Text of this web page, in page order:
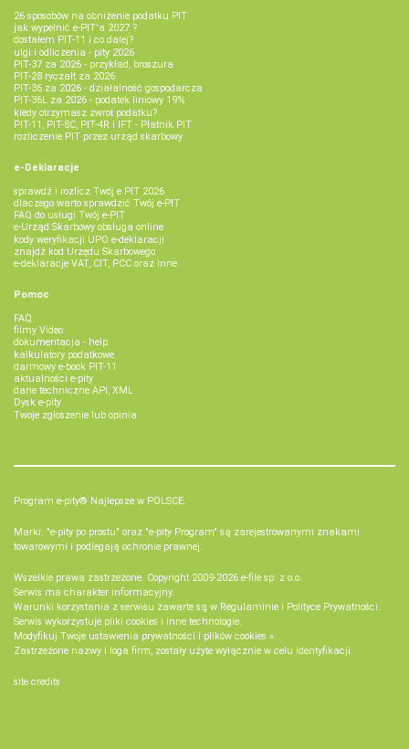
26 sposobów na obniżenie podatku PIT
jak wypełnić e-PIT'a 2027 ?
dostałem PIT-11 i co dalej?
ulgi i odliczenia - pity 2026
PIT-37 za 2026 - przykład, broszura
PIT-28 ryczałt za 2026
PIT-36 za 2026 - działalność gospodarcza
PIT-36L za 2026 - podatek liniowy 19%
kiedy otrzymasz zwrot podatku?
PIT-11, PIT-8C, PIT-4R i IFT - Płatnik PIT
rozliczenie PIT przez urząd skarbowy
e-Deklaracje
sprawdź i rozlicz Twój e PIT 2026
dlaczego warto sprawdzić Twój e-PIT
FAQ do usługi Twój e-PIT
e-Urząd Skarbowy obsługa online
kody weryfikacji UPO e-deklaracji
znajdź kod Urzędu Skarbowego
e-deklaracje VAT, CIT, PCC oraz inne
Pomoc
FAQ
filmy Video
dokumentacja - help
kalkulatory podatkowe
darmowy e-book PIT-11
aktualności e-pity
dane techniczne API, XML
Dysk e-pity
Twoje zgłoszenie lub opinia
Program e-pity® Najlepsze w POLSCE.
Marki: "e-pity po prostu" oraz "e-pity Program" są zarejestrowanymi znakami
towarowymi i podlegają ochronie prawnej.
Wszelkie prawa zastrzeżone. Copyright 2009-2026 e-file sp. z o.o.
Serwis ma charakter informacyjny.
Warunki korzystania z serwisu zawarte są w Regulaminie i Polityce Prywatności
Serwis wykorzystuje pliki cookies i inne technologie
Modyfikuj Twoje ustawienia prywatności i plików cookies »
Zastrzeżone nazwy i loga firm, zostały użyte wyłącznie w celu identyfikacji.
site credits